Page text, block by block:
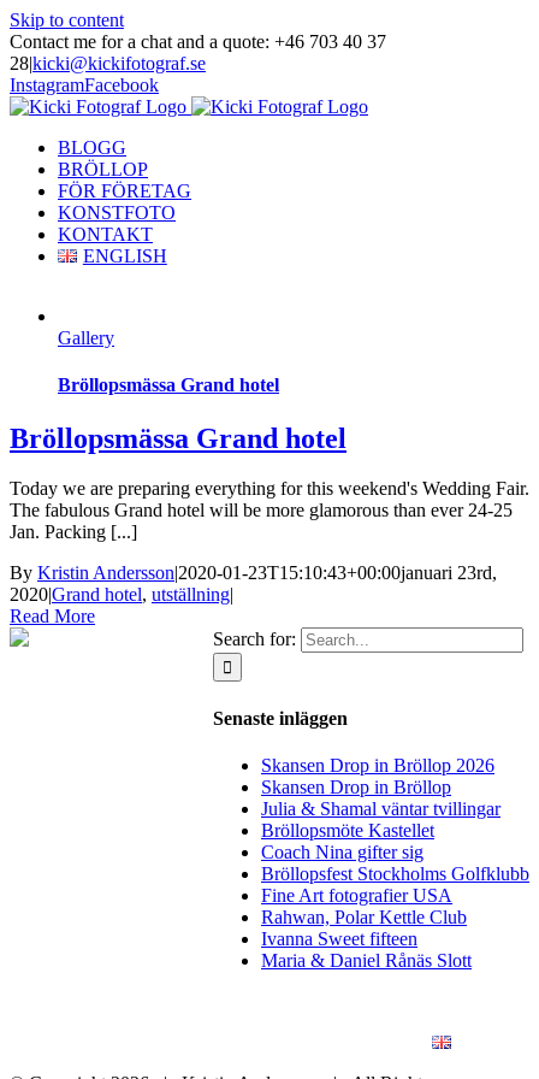
Skip to content
Contact me for a chat and a quote: +46 703 40 37
28|kicki@kickifotograf.se
InstagramFacebook
BLOGG
BRÖLLOP
FÖR FÖRETAG
KONSTFOTO
KONTAKT
ENGLISH
Gallery
Bröllopsmässa Grand hotel
Bröllopsmässa Grand hotel
Today we are preparing everything for this weekend's Wedding Fair.
The fabulous Grand hotel will be more glamorous than ever 24-25
Jan. Packing [...]
By Kristin Andersson|2020-01-23T15:10:43+00:00januari 23rd,
2020|Grand hotel, utställning|
Read More
Search for:
Senaste inläggen
Skansen Drop in Bröllop 2026
Skansen Drop in Bröllop
Julia & Shamal väntar tvillingar
Bröllopsmöte Kastellet
Coach Nina gifter sig
Bröllopsfest Stockholms Golfklubb
Fine Art fotografier USA
Rahwan, Polar Kettle Club
Ivanna Sweet fifteen
Maria & Daniel Rånäs Slott